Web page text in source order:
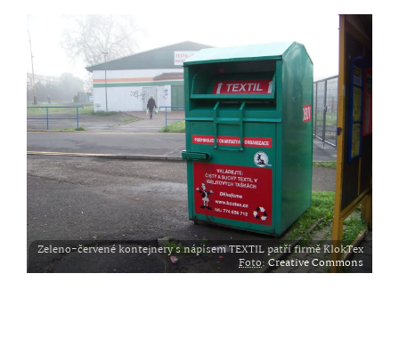
Zeleno-červené kontejnery s nápisem TEXTIL patří firmě KlokTex
Foto: Creative Commons